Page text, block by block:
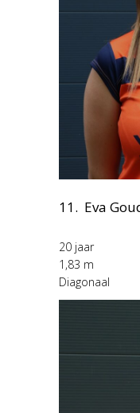
11. Eva
20 jaar
1,83 m
Diagonaal